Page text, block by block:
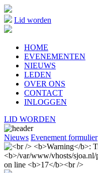
Lid worden
HOME
EVENEMENTEN
NIEUWS
LEDEN
OVER ONS
CONTACT
INLOGGEN
LID WORDEN
Nieuws Evenement formulier